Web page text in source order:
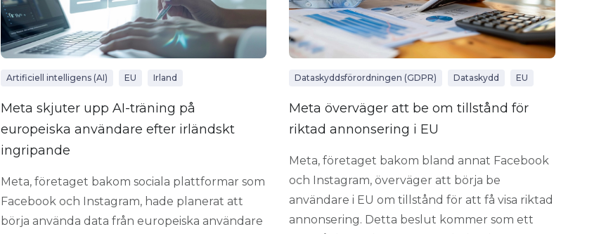
Artificiell intelligens (AI) EU Irland
Meta skjuter upp AI-träning på
europeiska användare efter irländskt
ingripande
Meta, företaget bakom sociala plattformar som
Facebook och Instagram, hade planerat att
börja använda data från europeiska användare
Dataskyddsförordningen (GDPR) Dataskydd EU
Meta överväger att be om tillstånd för
riktad annonsering i EU
Meta, företaget bakom bland annat Facebook
och Instagram, överväger att börja be
användare i EU om tillstånd för att få visa riktad
annonsering. Detta beslut kommer som ett